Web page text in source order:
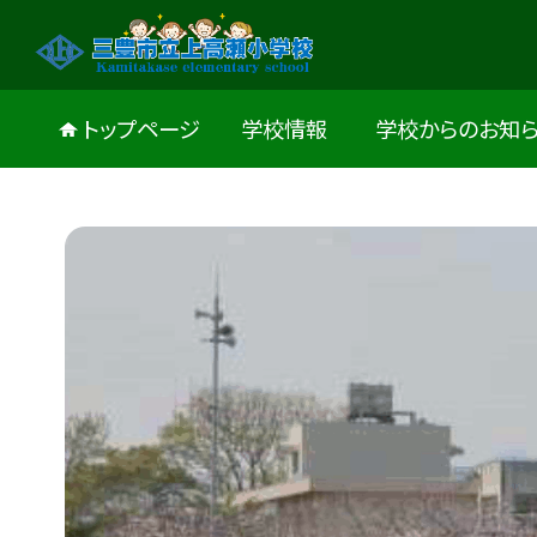
トップページ 学校情報 学校からのお知